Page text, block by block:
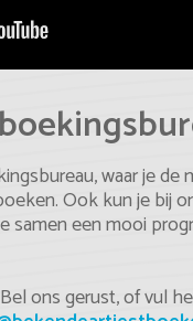
waar je
Ook kun je bij
samen een mooi
ons gerust, of vul